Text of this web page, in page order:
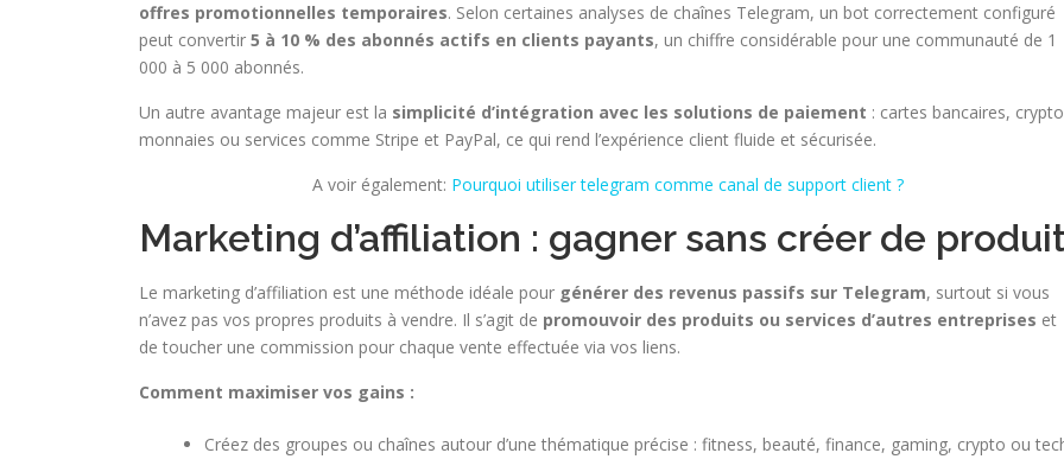
offres promotionnelles temporaires. Selon certaines analyses de chaînes Telegram, un bot correctement configuré
peut convertir 5 à 10 % des abonnés actifs en clients payants, un chiffre considérable pour une communauté de 1
000 à 5 000 abonnés.
Un autre avantage majeur est la simplicité d’intégration avec les solutions de paiement : cartes bancaires,
monnaies ou services comme Stripe et PayPal, ce qui rend l’expérience client fluide et sécurisée.
A voir également: Pourquoi utiliser telegram comme canal de support client ?
Marketing d’affiliation : gagner sans créer de
Le marketing d’affiliation est une méthode idéale pour générer des revenus passifs sur Telegram, surtout si vous
n’avez pas vos propres produits à vendre. Il s’agit de promouvoir des produits ou services d’autres entreprises et
de toucher une commission pour chaque vente effectuée via vos liens.
Comment maximiser vos gains :
Créez des groupes ou chaînes autour d’une thématique précise : fitness, beauté, finance, gaming, crypto ou